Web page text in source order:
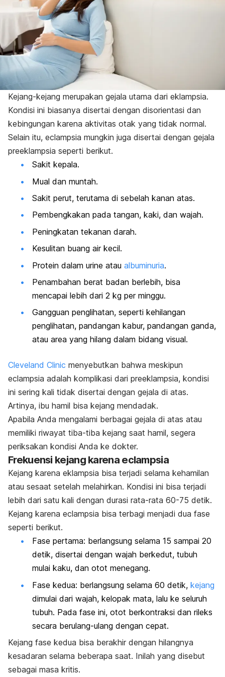
Kejang-kejang merupakan gejala utama dari eklampsia.
Kondisi ini biasanya disertai dengan disorientasi dan
kebingungan karena aktivitas otak yang tidak normal.
Selain itu, eclampsia mungkin juga disertai dengan gejala
preeklampsia seperti berikut.
Sakit kepala.
Mual dan muntah.
Sakit perut, terutama di sebelah kanan atas.
Pembengkakan pada tangan, kaki, dan wajah.
Peningkatan tekanan darah.
Kesulitan buang air kecil.
Protein dalam urine atau albuminuria.
Penambahan berat badan berlebih, bisa
mencapai lebih dari 2 kg per minggu.
Gangguan penglihatan, seperti kehilangan
penglihatan, pandangan kabur, pandangan ganda,
atau area yang hilang dalam bidang visual.
Cleveland Clinic menyebutkan bahwa meskipun
eclampsia adalah komplikasi dari preeklampsia, kondisi
ini sering kali tidak disertai dengan gejala di atas.
Artinya, ibu hamil bisa kejang mendadak.
Apabila Anda mengalami berbagai gejala di atas atau
memiliki riwayat tiba-tiba kejang saat hamil, segera
periksakan kondisi Anda ke dokter.
Frekuensi kejang karena eclampsia
Kejang karena eklampsia bisa terjadi selama kehamilan
atau sesaat setelah melahirkan. Kondisi ini bisa terjadi
lebih dari satu kali dengan durasi rata-rata 60-75 detik.
Kejang karena eclampsia bisa terbagi menjadi dua fase
seperti berikut.
Fase pertama: berlangsung selama 15 sampai 20
detik, disertai dengan wajah berkedut, tubuh
mulai kaku, dan otot menegang.
Fase kedua: berlangsung selama 60 detik, kejang
dimulai dari wajah, kelopak mata, lalu ke seluruh
tubuh. Pada fase ini, otot berkontraksi dan rileks
secara berulang-ulang dengan cepat.
Kejang fase kedua bisa berakhir dengan hilangnya
kesadaran selama beberapa saat. Inilah yang disebut
sebagai masa kritis.